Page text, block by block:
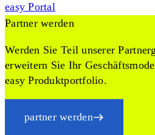
easy Portal
Partner werden
Werden Sie Teil unserer
erweitern Sie Ihr
easy Produktportfolio.
partner werden